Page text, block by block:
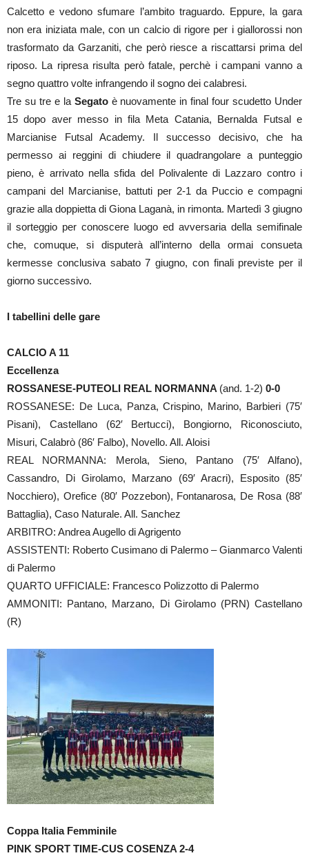
Calcetto e vedono sfumare l’ambito traguardo. Eppure, la gara
non era iniziata male, con un calcio di rigore per i giallorossi non
trasformato da Garzaniti, che però riesce a riscattarsi prima del
riposo. La ripresa risulta però fatale, perchè i campani vanno a
segno quattro volte infrangendo il sogno dei calabresi.
Tre su tre e la Segatoè nuovamente in final four scudetto Under
15 dopo aver messo in fila Meta Catania, Bernalda Futsal e
Marcianise Futsal Academy. Il successo decisivo, che ha
permesso ai reggini di chiudere il quadrangolare a punteggio
pieno, è arrivato nella sfida del Polivalente di Lazzaro contro i
campani del Marcianise, battuti per 2-1 da Puccio e compagni
grazie alla doppietta di Giona Laganà, in rimonta. Martedì 3 giugno
il sorteggio per conoscere luogo ed avversaria della semifinale
che, comuque, si disputerà all’interno della ormai consueta
kermesse conclusiva sabato 7 giugno, con finali previste per il
giorno successivo.
I tabellini delle gare
CALCIO A 11
Eccellenza
ROSSANESE-PUTEOLI REAL NORMANNA (and. 1-2) 0-0
ROSSANESE: De Luca, Panza, Crispino, Marino, Barbieri (75′
Pisani), Castellano (62′ Bertucci), Bongiorno, Riconosciuto,
Misuri, Calabrò (86′ Falbo), Novello. All. Aloisi
REAL NORMANNA: Merola, Sieno, Pantano (75′ Alfano),
Cassandro, Di Girolamo, Marzano (69′ Aracri), Esposito (85′
Nocchiero), Orefice (80′ Pozzebon), Fontanarosa, De Rosa (88′
Battaglia), Caso Naturale. All. Sanchez
ARBITRO: Andrea Augello di Agrigento
ASSISTENTI: Roberto Cusimano di Palermo – Gianmarco Valenti
di Palermo
QUARTO UFFICIALE: Francesco Polizzotto di Palermo
AMMONITI: Pantano, Marzano, Di Girolamo (PRN) Castellano
(R)
Coppa Italia Femminile
PINK SPORT TIME-CUS COSENZA 2-4